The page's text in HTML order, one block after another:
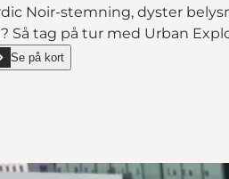
Noir-stemning, dyster
Så tag på tur med Urban
Explorer Tours"
Se på kort
Urban Explorer Tours on_map